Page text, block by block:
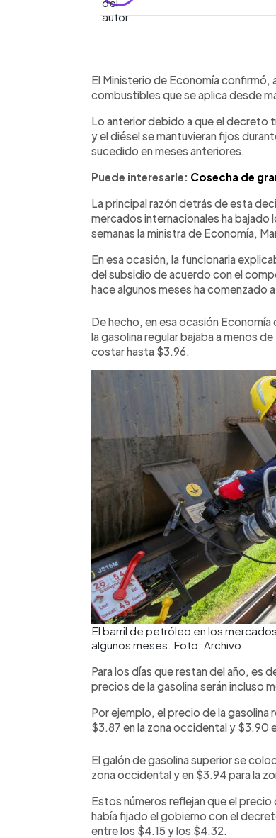
► Escuchar artículo
El Ministerio de Economía confirmó,
combustibles que se aplica desde
Lo anterior debido a que el decreto
y el diésel se mantuvieran fijos
sucedido en meses anteriores.
Puede interesarle: Cosecha de
La principal razón detrás de esta
mercados internacionales ha
semanas la ministra de Economía,
En esa ocasión, la funcionaria
del subsidio de acuerdo con el
hace algunos meses ha comenzado
De hecho, en esa ocasión
la gasolina regular bajaba a menos
costar hasta $3.96.
El barril de petróleo en los
algunos meses. Foto: Archivo
Para los días que restan del año, es
precios de la gasolina serán incluso
Por ejemplo, el precio de la gasolina
$3.87 en la zona occidental y $3.90
El galón de gasolina superior se
zona occidental y en $3.94 para la
Estos números reflejan que el
había fijado el gobierno con el
entre los $4.15 y los $4.32.